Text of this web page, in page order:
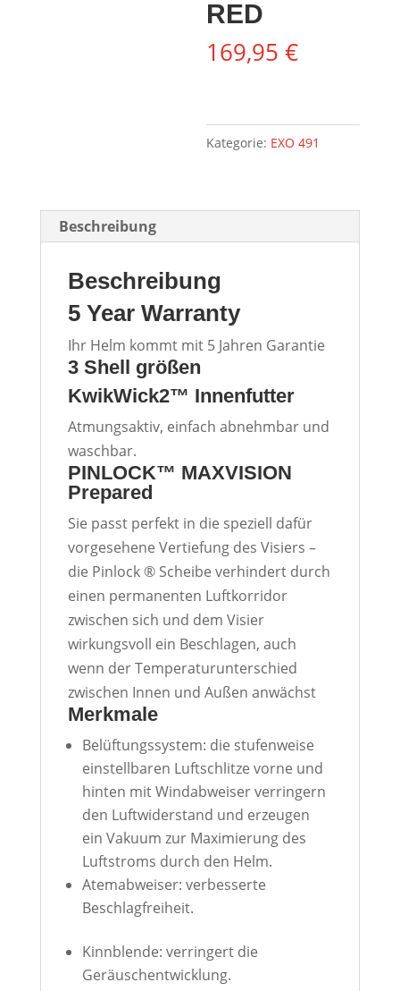
RED
169,95€
Kategorie: EXO 491
Beschreibung
Beschreibung
5 Year Warranty
Ihr Helm kommt mit 5 Jahren Garantie
3 Shell größen
KwikWick2™ Innenfutter
Atmungsaktiv, einfach abnehmbar und
waschbar.
PINLOCK™ MAXVISION
Prepared
Sie passt perfekt in die speziell dafür
vorgesehene Vertiefung des Visiers –
die Pinlock ® Scheibe verhindert durch
einen permanenten Luftkorridor
zwischen sich und dem Visier
wirkungsvoll ein Beschlagen, auch
wenn der Temperaturunterschied
zwischen Innen und Außen anwächst
Merkmale
Belüftungssystem: die stufenweise
einstellbaren Luftschlitze vorne und
hinten mit Windabweiser verringern
den Luftwiderstand und erzeugen
ein Vakuum zur Maximierung des
Luftstroms durch den Helm.
Atemabweiser: verbesserte
Beschlagfreiheit.
Kinnblende: verringert die
Geräuschentwicklung.